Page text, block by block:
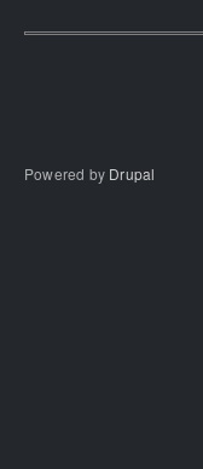
Powered by Drupal